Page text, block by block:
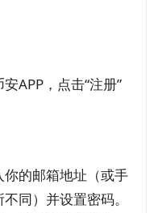
APP，点击“注册”
的邮箱地址（或手
同）并设置密码。